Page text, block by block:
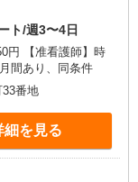
ト/週3〜4日
円 【准看護師】時
間あり、同条件
番地
細を見る